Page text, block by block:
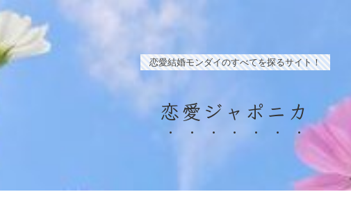
恋愛結婚モンダイのすべてを探るサイト！
恋愛ジャポニカ